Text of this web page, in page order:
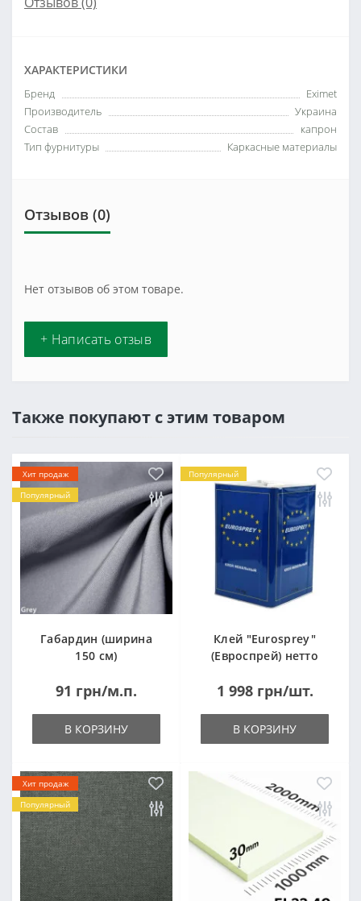
ХАРАКТЕРИСТИКИ
Бренд
Eximet
Производитель
Украина
Состав
капрон
Тип фурнитуры
Каркасные материалы
Отзывов (0)
Нет отзывов об этом товаре.
+ Написать отзыв
Также покупают с этим товаром
Хит продаж
Популярный
Габардин (ширина
150 см)
91 грн/м.п.
В КОРЗИНУ
Популярный
Клей "Eurosprey"
(Евроспрей) нетто
1 998 грн/шт.
В КОРЗИНУ
Хит продаж
Популярный